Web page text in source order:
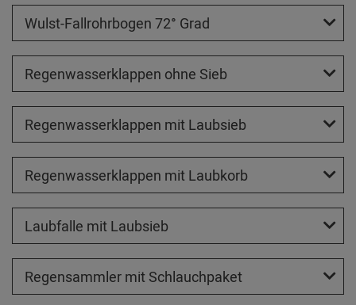
Wulst-Fallrohrbogen 72° Grad
Regenwasserklappen ohne Sieb
Regenwasserklappen mit Laubsieb
Regenwasserklappen mit Laubkorb
Laubfalle mit Laubsieb
Regensammler mit Schlauchpaket